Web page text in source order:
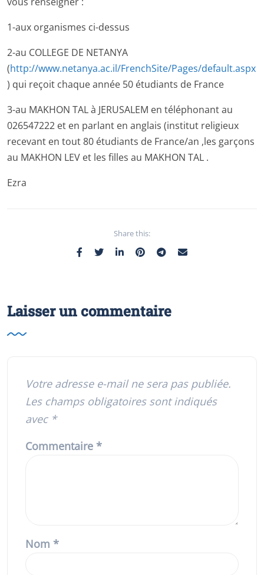
1-aux organismes ci-dessus
2-au COLLEGE DE NETANYA
(http://www.netanya.ac.il/FrenchSite/Pages/default.aspx
) qui reçoit chaque année 50 étudiants de France
3-au MAKHON TAL à JERUSALEM en téléphonant au
026547222 et en parlant en anglais (institut religieux
recevant en tout 80 étudiants de France/an ,les garçons
au MAKHON LEV et les filles au MAKHON TAL .
Ezra
Share this:
Laisser un commentaire
Votre adresse e-mail ne sera pas publiée.
Les champs obligatoires sont indiqués
avec *
Commentaire *
Nom *